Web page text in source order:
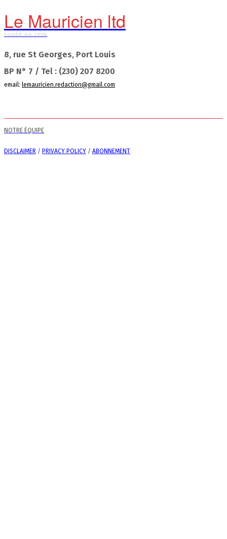
Le Mauricien ltd
Fondé en 1908
8, rue St Georges, Port Louis
BP N° 7 / Tel : (230) 207 8200
email: lemauricien.redaction@gmail.com
NOTRE ÉQUIPE
DISCLAIMER / PRIVACY POLICY / ABONNEMENT